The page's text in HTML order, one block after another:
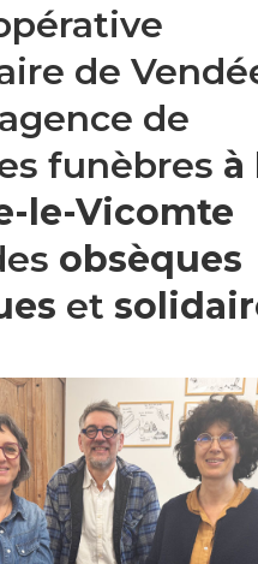
de
de
funèbres à
le-Vicomte
obsèques
et